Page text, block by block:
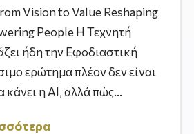
Vision to Value Reshaping
People Η Τεχνητή
ήδη την Εφοδιαστική
ερώτημα πλέον δεν είναι
κάνει η AI, αλλά πώς...